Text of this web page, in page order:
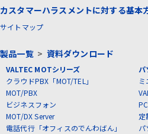
カスタマーハラスメントに対する基本
サイトマップ
製品一覧> 資料ダウンロード
VALTEC MOTシリーズ
クラウドPBX「MOT/TEL」
MOT/PBX
ビジネスフォン
MOT/DX Server
電話代行「オフィスのでんわばん」
パ
定
パ